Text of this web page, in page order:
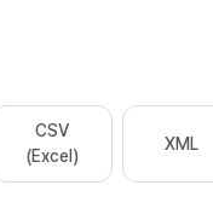
CSV
(Excel)
XML